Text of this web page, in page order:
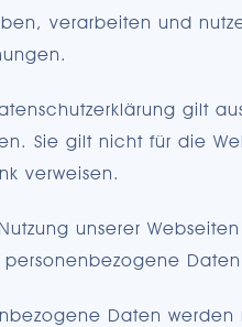
verarbeiten und
gilt
Sie gilt nicht für die
verweisen.
unserer
personenbezogene
Daten